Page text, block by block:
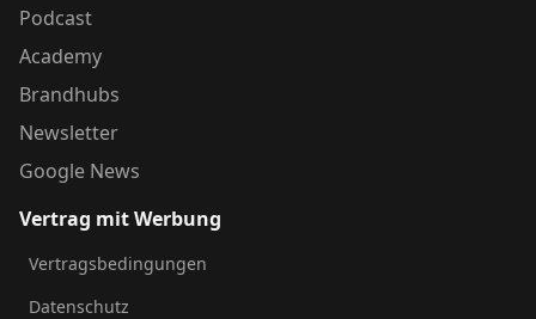
Podcast
Academy
Brandhubs
Newsletter
Google News
Vertrag mit Werbung
Vertragsbedingungen
Datenschutz